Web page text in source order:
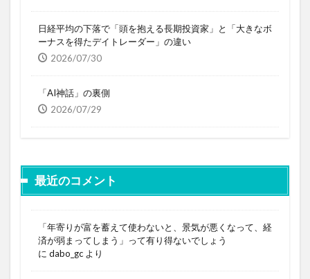
日経平均の下落で「頭を抱える長期投資家」と「大きなボ
ーナスを得たデイトレーダー」の違い
2026/07/30
「AI神話」の裏側
2026/07/29
最近のコメント
「年寄りが富を蓄えて使わないと、景気が悪くなって、経
済が弱まってしまう」って有り得ないでしょう
に dabo_gc より